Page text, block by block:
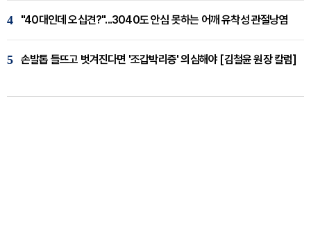
4 "40대인데 오십견?"...3040도 안심 못하는 어깨 유착성 관절낭염
5 손발톱 들뜨고 벗겨진다면 '조갑박리증' 의심해야 [김철윤 원장 칼럼]